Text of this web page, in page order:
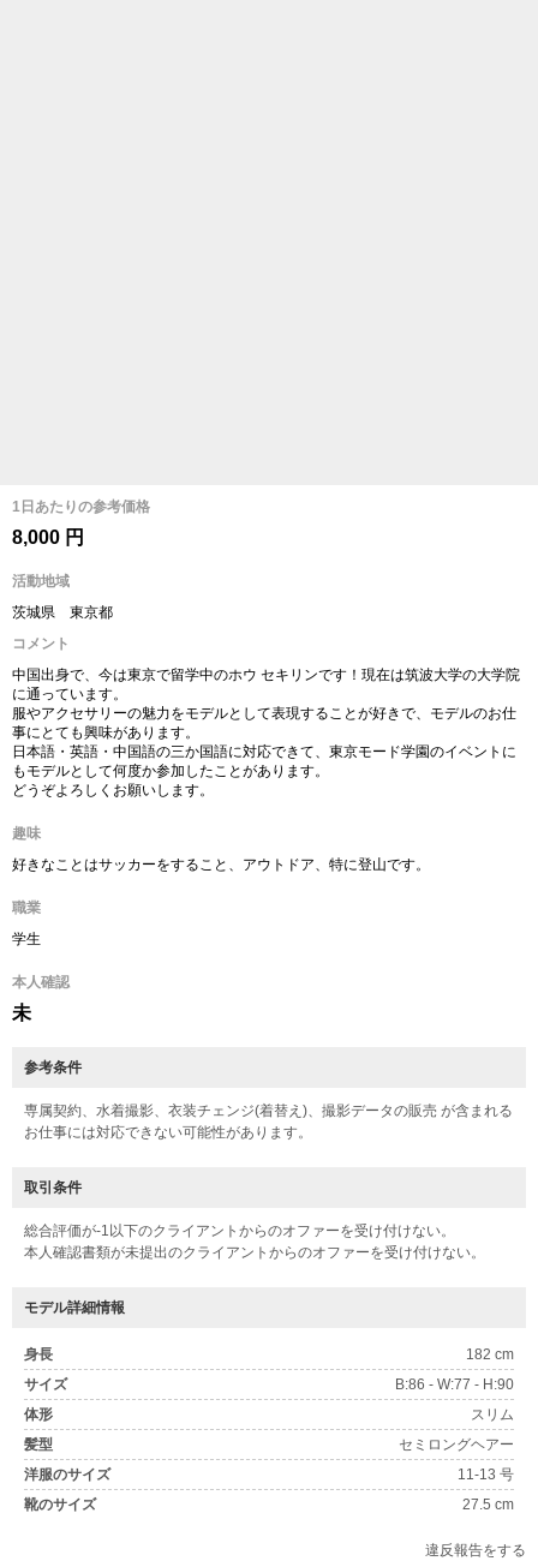
1日あたりの参考価格
8,000 円
活動地域
茨城県 東京都
コメント
中国出身で、今は東京で留学中のホウ セキリンです！現在は筑波大学の大学院
に通っています。
服やアクセサリーの魅力をモデルとして表現することが好きで、モデルのお仕
事にとても興味があります。
日本語・英語・中国語の三か国語に対応できて、東京モード学園のイベントに
もモデルとして何度か参加したことがあります。
どうぞよろしくお願いします。
趣味
好きなことはサッカーをすること、アウトドア、特に登山です。
職業
学生
本人確認
未
参考条件
専属契約、水着撮影、衣装チェンジ(着替え)、撮影データの販売 が含まれる
お仕事には対応できない可能性があります。
取引条件
総合評価が-1以下のクライアントからのオファーを受け付けない。
本人確認書類が未提出のクライアントからのオファーを受け付けない。
モデル詳細情報
身長
182 cm
サイズ
B:86 - W:77 - H:90
体形
スリム
髪型
セミロングヘアー
洋服のサイズ
11-13 号
靴のサイズ
27.5 cm
違反報告をする